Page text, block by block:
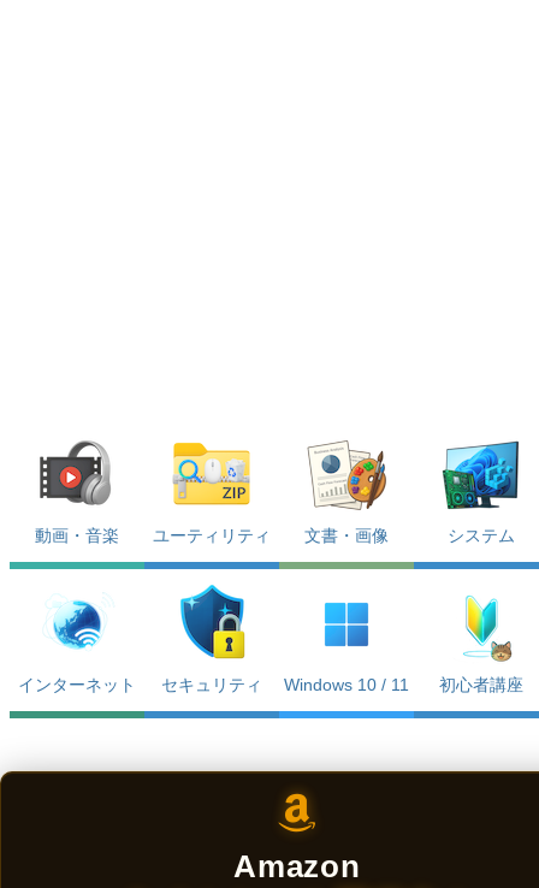
動画・音楽 ユーティリティ 文書・画像 システム
インターネット セキュリティ Windows 10 / 11 初心者講座
Amazon